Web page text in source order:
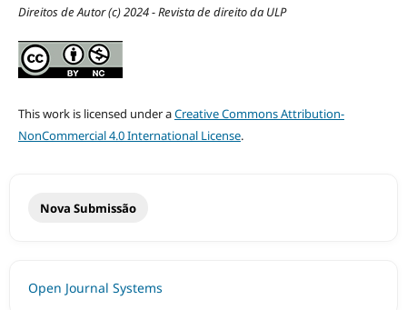
Direitos de Autor (c) 2024 - Revista de direito da ULP
This work is licensed under aCreative Commons Attribution-
NonCommercial 4.0 International License.
Nova Submissão
Open Journal Systems